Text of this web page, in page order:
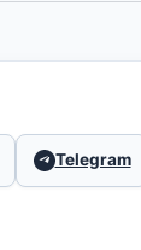
Telegram